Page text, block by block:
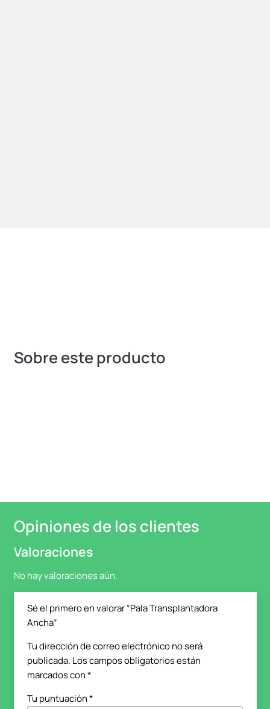
Sobre este producto
Opiniones de los clientes
Valoraciones
No hay valoraciones aún.
Sé el primero en valorar “Pala Transplantadora
Ancha”
Tu dirección de correo electrónico no será
publicada. Los campos obligatorios están
marcados con*
Tu puntuación*